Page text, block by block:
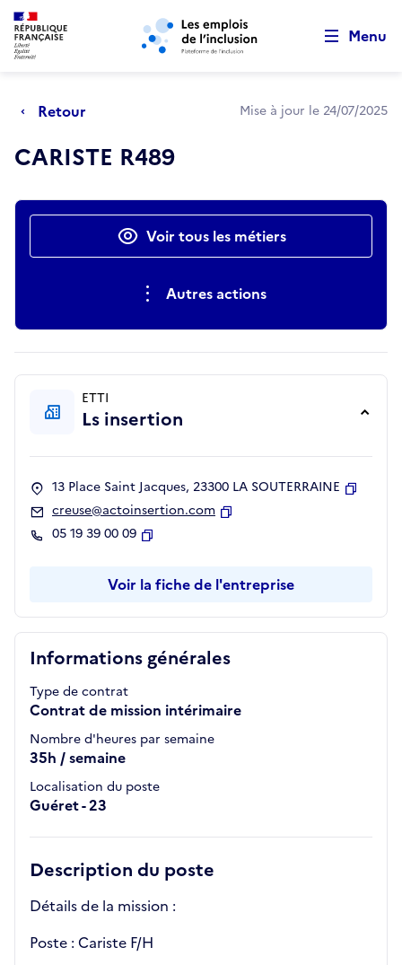
Aller au menu principal Aller au contenu principal
Menu
Retour Mise à jour le 24/07/2025
CARISTE R489
Actions rapidesVoir tous les métiers
Autres actions
Informations générales
Type de contrat
Contrat de mission intérimaire
Nombre d'heures par semaine
35h / semaine
Localisation du poste
Guéret - 23
Description du poste
Détails de la mission :
Poste : Cariste F/H
ETTI
Ls insertion
13 Place Saint Jacques, 23300 LA SOUTERRAINE
creuse@actoinsertion.com
05 19 39 00 09
Voir la fiche de l'entreprise
Retour au début de la page
Panneau de gestion des cookies